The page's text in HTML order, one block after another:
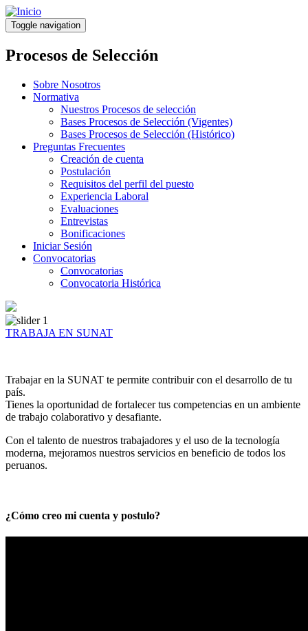
Pasar
al
contenido
principal
Toggle navigation
Procesos de Selección
Sobre Nosotros
Normativa
Nuestros Procesos de selección
Bases Procesos de Selección (Vigentes)
Bases Procesos de Selección (Histórico)
Preguntas Frecuentes
Creación de cuenta
Postulación
Requisitos del perfil del puesto
Experiencia Laboral
Evaluaciones
Entrevistas
Bonificaciones
Iniciar Sesión
Convocatorias
Convocatorias
Convocatoria Histórica
TRABAJA EN SUNAT
Trabajar en la SUNAT te permite contribuir con el desarrollo de tu
país.
Tienes la oportunidad de fortalecer tus competencias en un ambiente
de trabajo colaborativo y desafiante.
Con el talento de nuestros trabajadores y el uso de la tecnología
moderna, mejoramos nuestros servicios en beneficio de todos los
peruanos.
¿Cómo creo mi cuenta y postulo?